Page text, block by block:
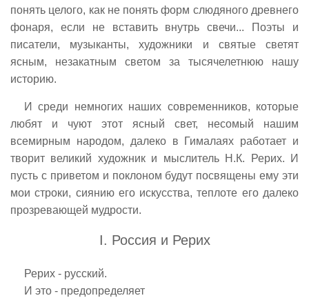
понять целого, как не понять форм слюдяного древнего
фонаря, если не вставить внутрь свечи... Поэты и
писатели, музыканты, художники и святые светят
ясным, незакатным светом за тысячелетнюю нашу
историю.
И среди немногих наших современников, которые
любят и чуют этот ясный свет, несомый нашим
всемирным народом, далеко в Гималаях работает и
творит великий художник и мыслитель Н.К. Рерих. И
пусть с приветом и поклоном будут посвящены ему эти
мои строки, сиянию его искусства, теплоте его далеко
прозревающей мудрости.
I. Россия и Рерих
Рерих - русский.
И это - предопределяет